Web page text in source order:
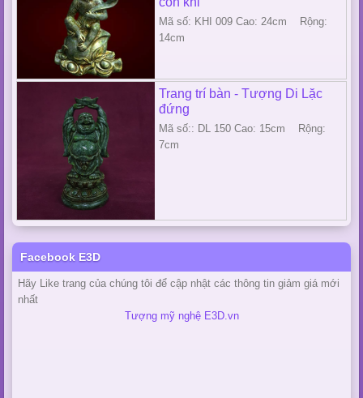
Mã số: KHI 009 Cao: 24cm Rộng:
14cm
Trang trí bàn - Tượng Di Lặc
đứng
Mã số:: DL 150 Cao: 15cm Rộng:
7cm
Facebook E3D
Hãy Like trang của chúng tôi để cập nhật các thông tin giảm giá mới
nhất
Tượng mỹ nghệ E3D.vn